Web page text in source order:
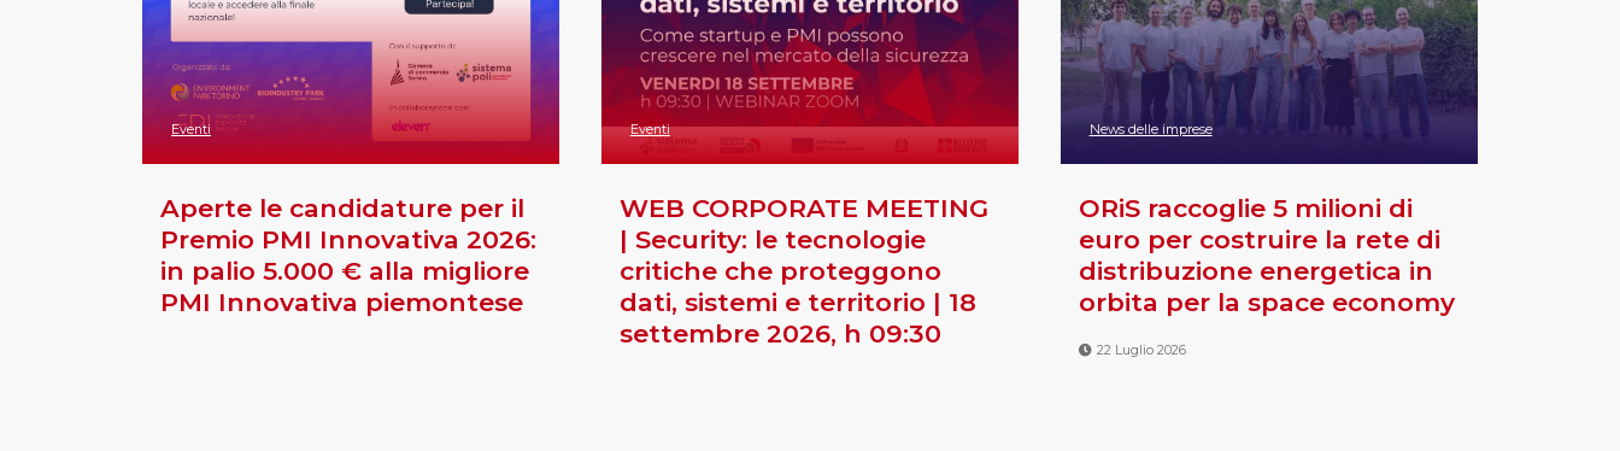
Eventi
Aperte le candidature per il
Premio PMI Innovativa 2026:
in palio 5.000 € alla migliore
PMI Innovativa piemontese
Eventi
WEB CORPORATE MEETING
| Security: le tecnologie
critiche che proteggono
dati, sistemi e territorio | 18
settembre 2026, h 09:30
News delle imprese
ORiS raccoglie 5 milioni di
euro per costruire la rete di
distribuzione energetica in
orbita per la space economy
22 Luglio 2026